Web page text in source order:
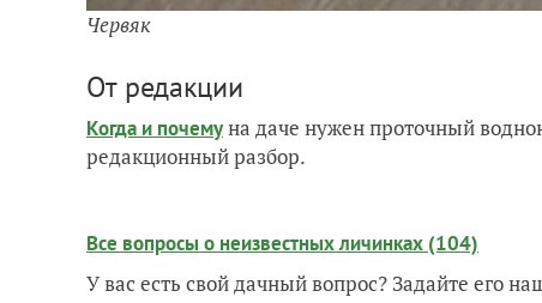
Червяк
От редакции
Когда и почемуна даче нужен проточный
редакционный разбор.
Все вопросы о неизвестных личинках (104)
У вас есть свой дачный вопрос? Задайте его